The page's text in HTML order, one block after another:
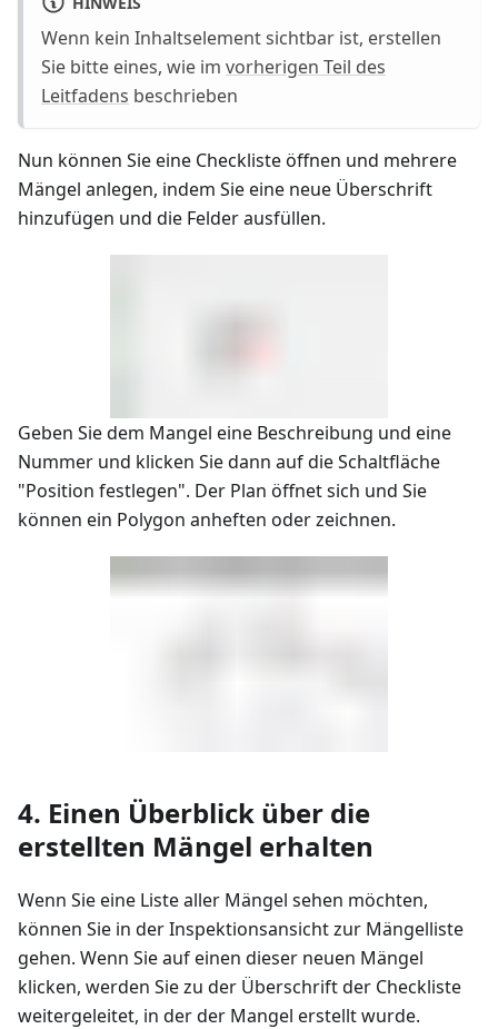
Wenn kein Inhaltselement sichtbar ist, erstellen
Sie bitte eines, wie im vorherigen Teil des
Leitfadens beschrieben
Nun können Sie eine Checkliste öffnen und mehrere
Mängel anlegen, indem Sie eine neue Überschrift
hinzufügen und die Felder ausfüllen.
Geben Sie dem Mangel eine Beschreibung und eine
Nummer und klicken Sie dann auf die Schaltfläche
"Position festlegen". Der Plan öffnet sich und Sie
können ein Polygon anheften oder zeichnen.
4. Einen Überblick über die
erstellten Mängel erhalten
Wenn Sie eine Liste aller Mängel sehen möchten,
können Sie in der Inspektionsansicht zur Mängelliste
gehen. Wenn Sie auf einen dieser neuen Mängel
klicken, werden Sie zu der Überschrift der Checkliste
weitergeleitet, in der der Mangel erstellt wurde.